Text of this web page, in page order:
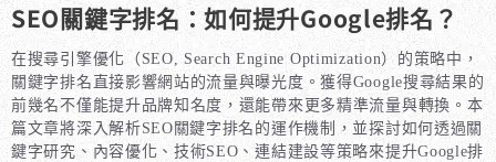
SEO關鍵字排名：如何提升Google排名？
在搜尋引擎優化（SEO, Search Engine Optimization）的策略中，
關鍵字排名直接影響網站的流量與曝光度。獲得Google搜尋結果的
前幾名不僅能提升品牌知名度，還能帶來更多精準流量與轉換。本
篇文章將深入解析SEO關鍵字排名的運作機制，並探討如何透過關
鍵字研究、內容優化、技術SEO、連結建設等策略來提升Google排